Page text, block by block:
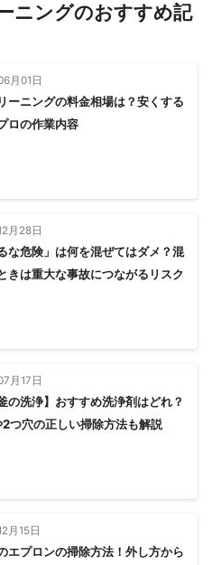
ニングのおすすめ記
月01日
ーニングの料金相場は？安くする
ロの作業内容
月28日
な危険」は何を混ぜてはダメ？混
きは重大な事故につながるリスク
月17日
の洗浄】おすすめ洗浄剤はどれ？
つ穴の正しい掃除方法も解説
月15日
エプロンの掃除方法！外し方から